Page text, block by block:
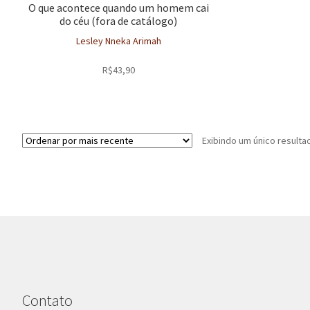
O que acontece quando um homem cai
do céu (fora de catálogo)
Lesley Nneka Arimah
R$43,90
Exibindo um único
Contato